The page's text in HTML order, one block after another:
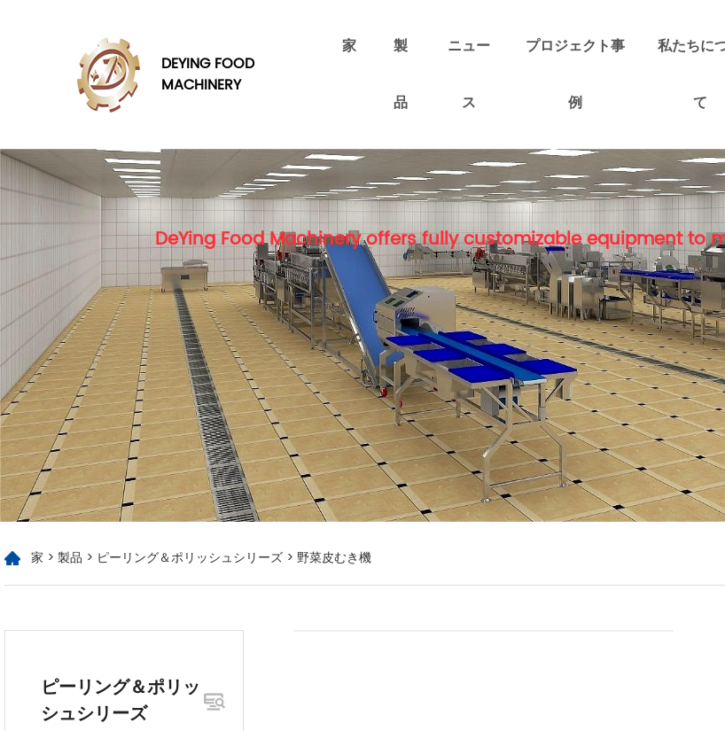
DEYING FOOD
MACHINERY
家 製
品
ニュー
ス
プロジェクト事
例
私たちに
て
DeYing Food Machinery offers fully customizable equipment to
家 > 製品 > ピーリング＆ポリッシュシリーズ > 野菜皮むき機
ピーリング＆ポリッ
シュシリーズ